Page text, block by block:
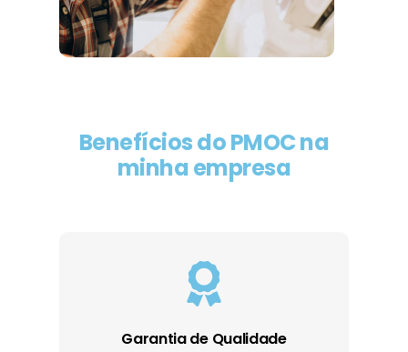
Benefícios do PMOC na
minha empresa
Garantia de Qualidade